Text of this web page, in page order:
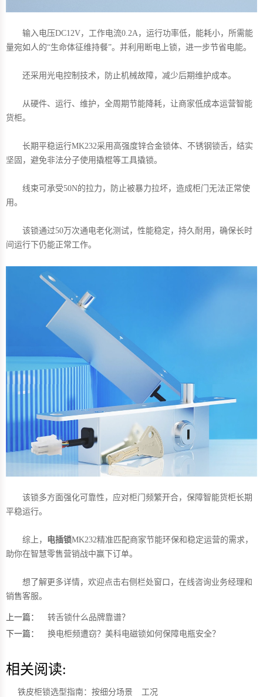
输入电压DC12V，工作电流0.2A，运行功率低，能耗小，所需能
量宛如人的“生命体征维持餐”。并利用断电上锁，进一步节省电能。
还采用光电控制技术，防止机械故障，减少后期维护成本。
从硬件、运行、维护，全周期节能降耗，让商家低成本运营智能
货柜。
长期平稳运行MK232采用高强度锌合金锁体、不锈钢锁舌，结实
坚固，避免非法分子使用撬棍等工具撬锁。
线束可承受50N的拉力，防止被暴力拉坏，造成柜门无法正常使
用。
该锁通过50万次通电老化测试，性能稳定，持久耐用，确保长时
间运行下仍能正常工作。
该锁多方面强化可靠性，应对柜门频繁开合，保障智能货柜长期
平稳运行。
综上， 电插锁MK232精准匹配商家节能环保和稳定运营的需求，
助你在智慧零售营销战中赢下订单。
想了解更多详情，欢迎点击右侧栏处窗口，在线咨询业务经理和
销售客服。
上一篇：
转舌锁什么品牌靠谱？
下一篇：
换电柜频遭窃？美科电磁锁如何保障电瓶安全？
相关阅读:
铁皮柜锁选型指南：按细分场景 工况